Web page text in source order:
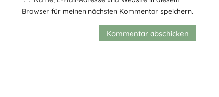
Browser für meinen nächsten Kommentar speichern.
Kommentar abschicken